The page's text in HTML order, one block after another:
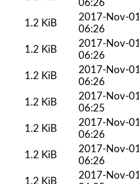
06:26
1.2 KiB
2017-Nov-
06:26
1.2 KiB
2017-Nov-
06:26
1.2 KiB
2017-Nov-
06:26
1.2 KiB
2017-Nov-
06:25
1.2 KiB
2017-Nov-
06:26
1.2 KiB
2017-Nov-
06:26
1.2 KiB
2017-Nov-